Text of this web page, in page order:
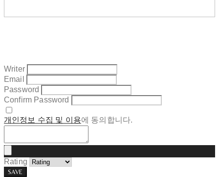
Writer
Email
Password
Confirm Password
개인정보 수집 및 이용에 동의합니다.
Rating
SAVE